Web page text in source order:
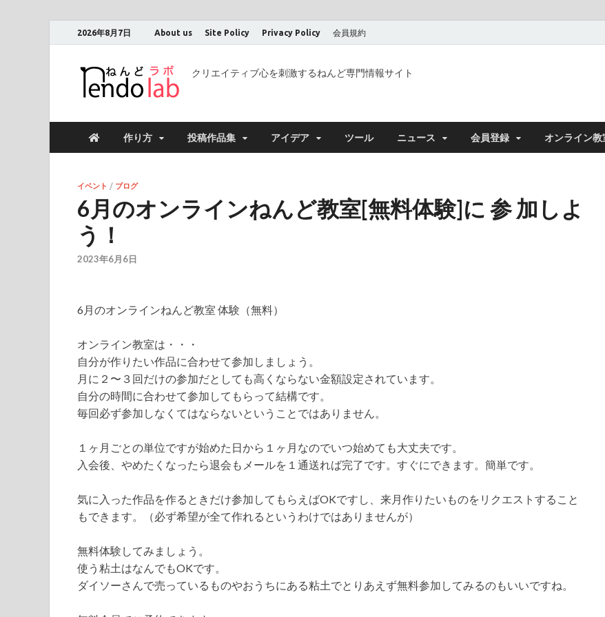
2026年8月7日 About us Site Policy Privacy Policy 会員規約
クリエイティブ心を刺激するねんど専門情報サイト
作り方 投稿作品集 アイデア ツール ニュース 会員登録 オンライン教
イベント / ブログ
6月のオンラインねんど教室[無料体験]に 参 加しよ
う！
2023年6月6日
6月のオンラインねんど教室 体験（無料）
オンライン教室は・・・
自分が作りたい作品に合わせて参加しましょう。
月に２〜３回だけの参加だとしても高くならない金額設定されています。
自分の時間に合わせて参加してもらって結構です。
毎回必ず参加しなくてはならないということではありません。
１ヶ月ごとの単位ですが始めた日から１ヶ月なのでいつ始めても大丈夫です。
入会後、やめたくなったら退会もメールを１通送れば完了です。すぐにできます。簡単です。
気に入った作品を作るときだけ参加してもらえばOKですし、来月作りたいものをリクエストすること
もできます。（必ず希望が全て作れるというわけではありませんが）
無料体験してみましょう。
使う粘土はなんでもOKです。
ダイソーさんで売っているものやおうちにある粘土でとりあえず無料参加してみるのもいいですね。